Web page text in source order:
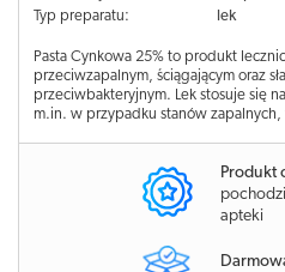
Typ preparatu:
lek
Pasta Cynkowa 25% to produkt
przeciwzapalnym, ściągającym oraz
przeciwbakteryjnym. Lek stosuje się
m.in. w przypadku stanów zapalnych,
Produkt
apteki